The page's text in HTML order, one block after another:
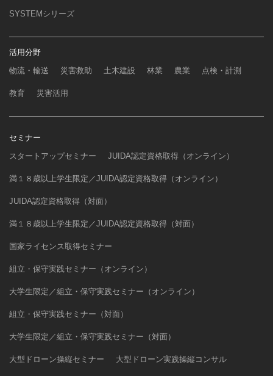
SYSTEMシリーズ
活用分野
物流・輸送
災害救助 土木建設 林業 農業 点検・計測
教育 災害活用
セミナー
スタートアップセミナー
JUIDA認定資格取得（オンライン）
満１８歳以上学生限定／JUIDA認定資格取得（オンライン）
JUIDA認定資格取得（対面）
満１８歳以上学生限定／JUIDA認定資格取得（対面）
国家ライセンス取得セミナー
組立・保守実践セミナー（オンライン）
大学生限定／組立・保守実践セミナー（オンライン）
組立・保守実践セミナー（対面）
大学生限定／組立・保守実践セミナー（対面）
大型ドローン操縦セミナー 大型ドローン実践操縦コンサル